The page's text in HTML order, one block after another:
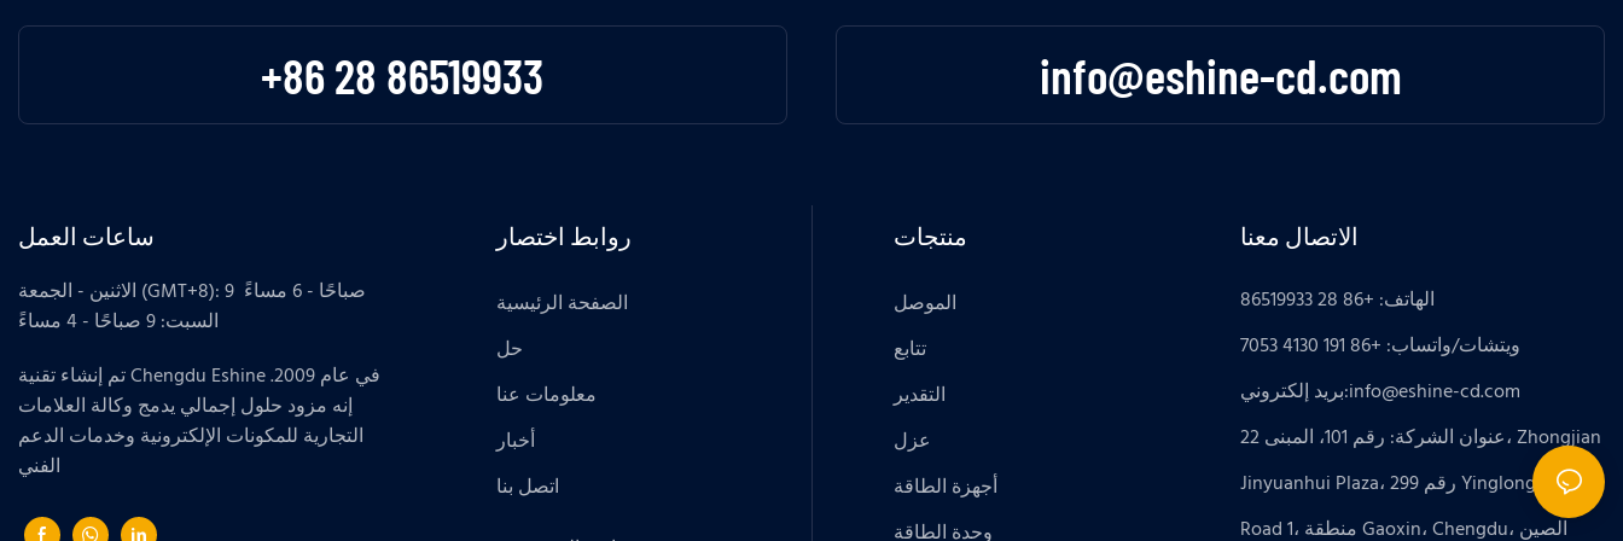
+86 28 86519933 info@eshine-cd.com
ساعات العمل
الاثنين - الجمعة (GMT+8): 9 صباحًا - 6 مساءً
السبت: 9 صباحًا - 4 مساءً
تم إنشاء تقنية Chengdu Eshine في عام 2009.
إنه مزود حلول إجمالي يدمج وكالة العلامات
التجارية للمكونات الإلكترونية وخدمات الدعم
روابط اختصار
الصفحة الرئيسية
حل
معلومات عنا
أخبار
اتصل بنا
منتجات
الموصل
تتابع
التقدير
عزل
أجهزة الطاقة
وحدة الطاقة
الاتصال معنا
الهاتف: +86 28 86519933
ويتشات/واتساب: +86 191 4130 7053
بريد إلكتروني:info@eshine-cd.com
عنوان الشركة: رقم 101، المبنى 22، Zhongjian
Jinyuanhui Plaza، رقم 299 Yinglong South
Road 1، منطقة Gaoxin، Chengdu، الصين